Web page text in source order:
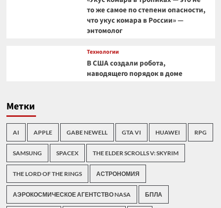
то же самое по степени опасности,
что укус комара в России» —
энтомолог
Технологии
В США создали робота,
наводящего порядок в доме
Метки
AI APPLE GABE NEWELL GTA VI HUAWEI RPG
SAMSUNG SPACEX THE ELDER SCROLLS V: SKYRIM
THE LORD OF THE RINGS АСТРОНОМИЯ
АЭРОКОСМИЧЕСКОЕ АГЕНТСТВО NASA БПЛА